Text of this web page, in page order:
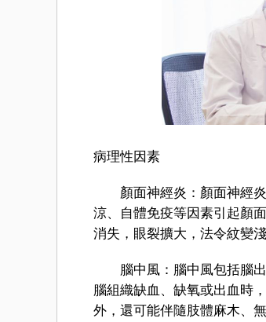
病理性因素
顏面神經炎：顏面神經炎
涼、自體免疫等因素引起顏
消失，眼裂擴大，法令紋變
腦中風：腦中風包括腦出
腦組織缺血、缺氧或出血時
外，還可能伴隨肢體麻木、